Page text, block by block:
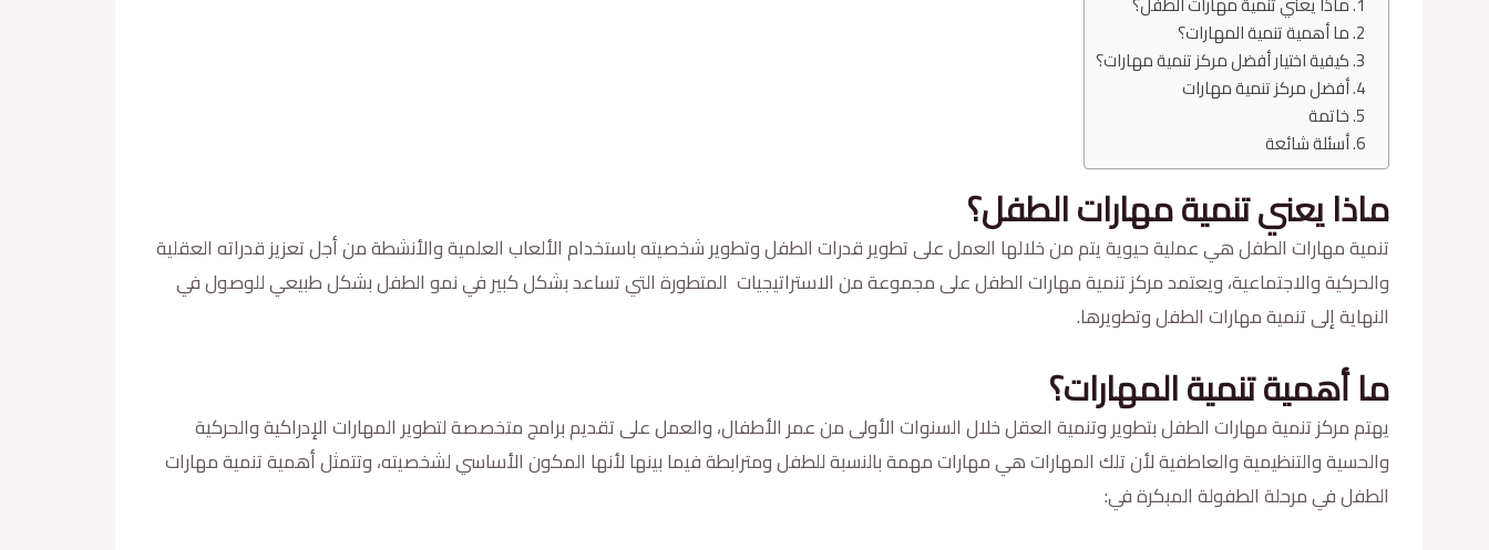
ما أهمية تنمية المهارات؟
كيفية اختيار أفضل مركز تنمية مهارات؟
أفضل مركز تنمية مهارات
خاتمة
أسئلة شائعة
ماذا يعني تنمية مهارات الطفل؟
تنمية مهارات الطفل هي عملية حيوية يتم من خلالها العمل على تطوير قدرات الطفل وتطوير شخصيته باستخدام الألعاب العلمية والأنشطة من أجل تعزيز قدراته العقلية
والحركية والاجتماعية، ويعتمد مركز تنمية مهارات الطفل على مجموعة من الاستراتيجيات المتطورة التي تساعد بشكل كبير في نمو الطفل بشكل طبيعي للوصول في
النهاية إلى تنمية مهارات الطفل وتطويرها.
ما أهمية تنمية المهارات؟
يهتم مركز تنمية مهارات الطفل بتطوير وتنمية العقل خلال السنوات الأولى من عمر الأطفال، والعمل على تقديم برامج متخصصة لتطوير المهارات الإدراكية والحركية
والحسية والتنظيمية والعاطفية لأن تلك المهارات هي مهارات مهمة بالنسبة للطفل ومترابطة فيما بينها لأنها المكون الأساسي لشخصيته، وتتمثل أهمية تنمية مهارات
الطفل في مرحلة الطفولة المبكرة في: